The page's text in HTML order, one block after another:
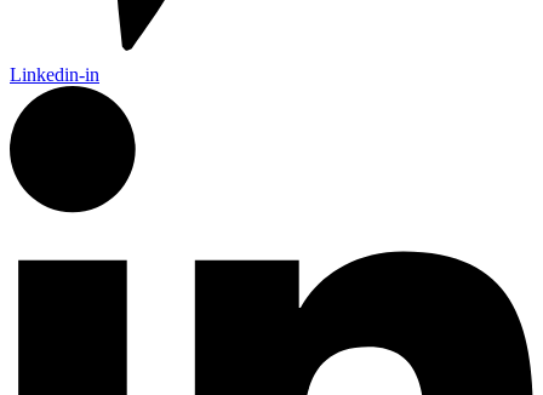
Linkedin-in